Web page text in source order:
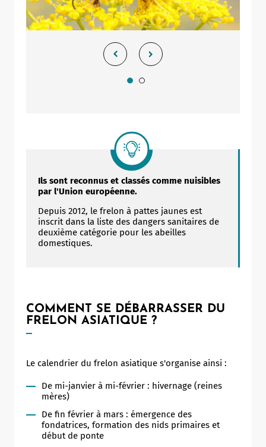
Ils sont reconnus et classés comme nuisibles
par l'Union européenne.
Depuis 2012, le frelon à pattes jaunes est
inscrit dans la liste des dangers sanitaires de
deuxième catégorie pour les abeilles
domestiques.
COMMENT SE DÉBARRASSER DU
FRELON ASIATIQUE ?
Le calendrier du frelon asiatique s'organise ainsi :
De mi-janvier à mi-février : hivernage (reines
mères)
De fin février à mars : émergence des
fondatrices, formation des nids primaires et
début de ponte